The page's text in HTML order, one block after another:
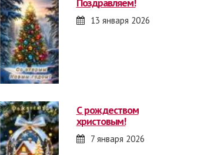
13 января 2026
с рождеством
христовым!
7 января 2026